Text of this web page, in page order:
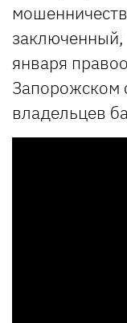
января
Запорожском
владельцев